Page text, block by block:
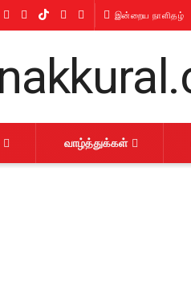
இன்றைய நாளிதழ்
வாழ்த்துக்கள்